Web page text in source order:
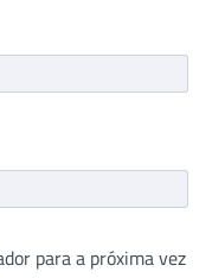
para a próxima vez